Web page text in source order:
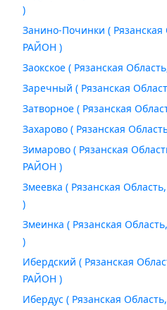
)
Занино-Починки (
РАЙОН )
Заокское ( Рязанская
Заречный ( Рязанская
Затворное ( Рязанская
Захарово ( Рязанская
Зимарово ( Рязанская
РАЙОН )
Змеевка ( Рязанская
)
Змеинка ( Рязанская
)
Ибердский ( Рязанская
РАЙОН )
Ибердус ( Рязанская